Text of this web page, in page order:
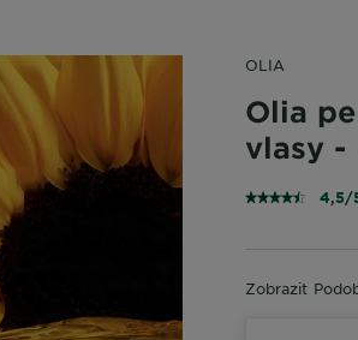
OLIA
Olia
vlasy -
4,5/
Zobrazit